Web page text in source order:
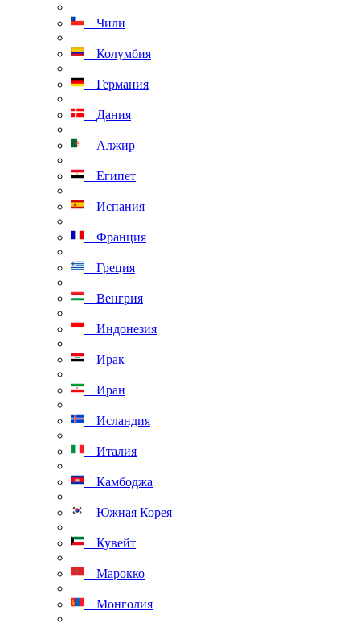
Чили
Колумбия
Германия
Дания
Алжир
Египет
Испания
Франция
Греция
Венгрия
Индонезия
Ирак
Иран
Исландия
Италия
Камбоджа
Южная Корея
Кувейт
Марокко
Монголия